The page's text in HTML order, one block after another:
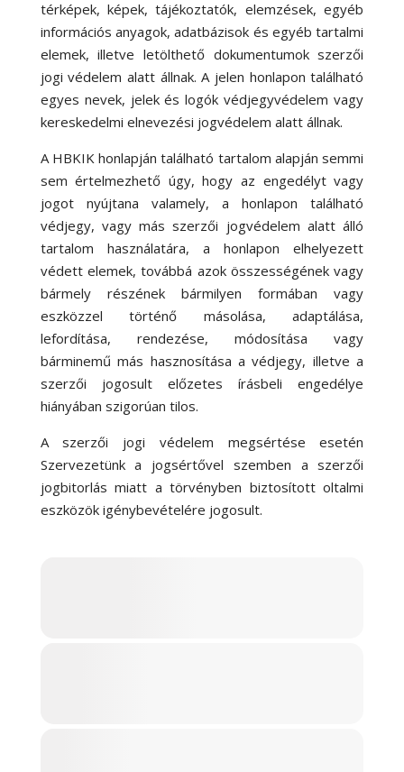
térképek, képek, tájékoztatók, elemzések, egyéb
információs anyagok, adatbázisok és egyéb tartalmi
elemek, illetve letölthető dokumentumok szerzői
jogi védelem alatt állnak. A jelen honlapon található
egyes nevek, jelek és logók védjegyvédelem vagy
kereskedelmi elnevezési jogvédelem alatt állnak.
A HBKIK honlapján található tartalom alapján semmi
sem értelmezhető úgy, hogy az engedélyt vagy
jogot nyújtana valamely, a honlapon található
védjegy, vagy más szerzői jogvédelem alatt álló
tartalom használatára, a honlapon elhelyezett
védett elemek, továbbá azok összességének vagy
bármely részének bármilyen formában vagy
eszközzel történő másolása, adaptálása,
lefordítása, rendezése, módosítása vagy
bárminemű más hasznosítása a védjegy, illetve a
szerzői jogosult előzetes írásbeli engedélye
hiányában szigorúan tilos.
A szerzői jogi védelem megsértése esetén
Szervezetünk a jogsértővel szemben a szerzői
jogbitorlás miatt a törvényben biztosított oltalmi
eszközök igénybevételére jogosult.